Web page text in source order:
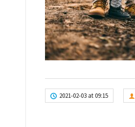
2021-02-03 at 09:15